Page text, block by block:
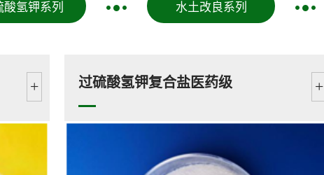
酸氢钾系列 水土改良系列
+ +
过硫酸氢钾复合盐医药级